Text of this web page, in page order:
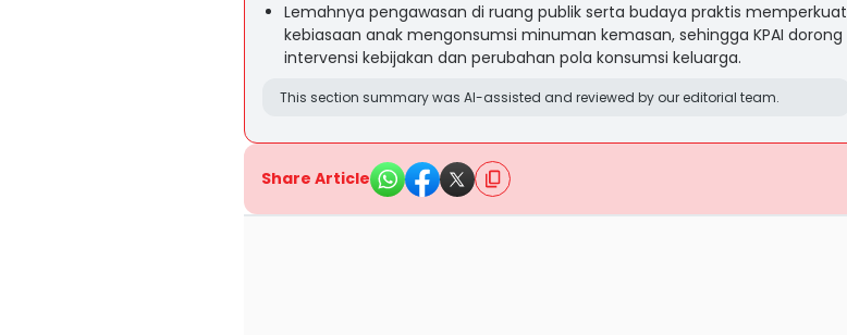
Lemahnya pengawasan di ruang publik serta budaya praktis memperkuat
kebiasaan anak mengonsumsi minuman kemasan, sehingga KPAI dorong
intervensi kebijakan dan perubahan pola konsumsi keluarga.
This section summary was AI-assisted and reviewed by our editorial team.
Share Article